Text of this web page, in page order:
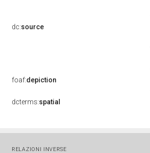
dc:source
foaf:depiction
dcterms:spatial
RELAZIONI INVERSE